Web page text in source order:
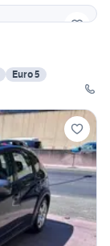
Euro 5